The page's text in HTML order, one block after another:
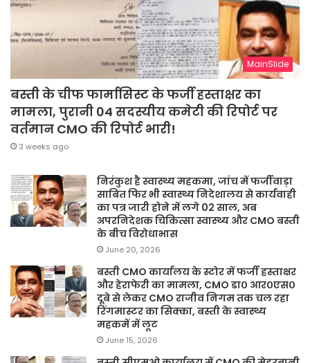
MainSlide
बस्ती के चीफ फार्मासिस्ट के फर्जी हस्ताक्षर का
मामला, पुरानी 04 सदस्यीय कमेटी की रिपोर्ट पर
वर्तमान CMO की रिपोर्ट भारी!
3 weeks ago
निरंकुश है स्वास्थ्य महकमा, जांच में फर्जीवाड़ा
साबित फिर भी स्वास्थ्य निदेशालय से कार्यवाही
का पत्र जारी होने में लगे 02 साल, अब
अपरनिदेशक चिकित्सा स्वास्थ्य और CMO बस्ती
के बीच विरोधाभास
June 20, 2026
बस्ती CMO कार्यालय के स्टोर में फर्जी हस्ताक्षर
और हेराफेरी का मामला, CMO डा० आर०एस०
दूबे से लेकर CMO राजीव निगम तक चल रहा
रिंगमास्टर का सिक्का, बस्ती के स्वास्थ्य
महकमें में लूट
June 15, 2026